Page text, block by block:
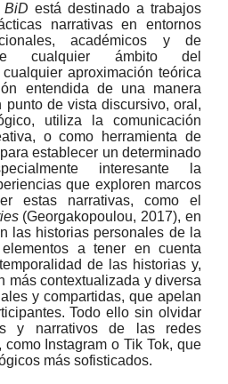
BiD está destinado a trabajos
narrativas en entornos
académicos y de
cualquier ámbito del
aproximación teórica
entendida de una manera
punto de vista discursivo, oral,
utiliza la comunicación
o como herramienta de
establecer un determinado
interesante la
que exploren marcos
estas narrativas, como el
(Georgakopoulou, 2017), en
las historias personales de la
a tener en cuenta
de las historias y,
más contextualizada y diversa
y compartidas, que apelan
Todo ello sin olvidar
y narrativos de las redes
Instagram o Tik Tok, que
más sofisticados.